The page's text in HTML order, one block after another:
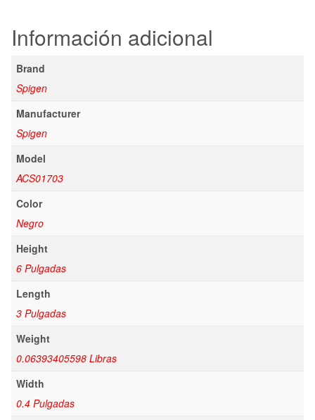
Información adicional
Brand
Spigen
Manufacturer
Spigen
Model
ACS01703
Color
Negro
Height
6 Pulgadas
Length
3 Pulgadas
Weight
0.06393405598 Libras
Width
0.4 Pulgadas